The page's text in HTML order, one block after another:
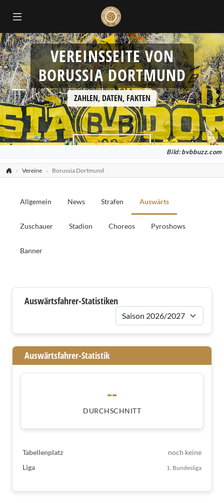
VEREINSSEITE VON
BORUSSIA DORTMUND
ZAHLEN, DATEN, FAKTEN
Bild: bvbbuzz.com
Vereine Borussia Dortmund
Allgemein News Strafen Auswärts
Zuschauer Stadion Choreos Pyroshows
Banner
Auswärtsfahrer
Auswärtsfahrer-Statistiken
Auswärtsfahrer-Statistik
--
DURCHSCHNITT
Tabellenplatz
noch keine
Liga
1. Bundesliga